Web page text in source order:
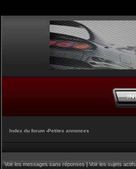
Index du forum ‹Petites annonces
Voir les messages sans réponses|Voir les sujets actifs